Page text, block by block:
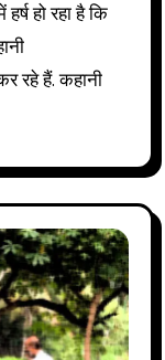
रहे हैं. कहानी